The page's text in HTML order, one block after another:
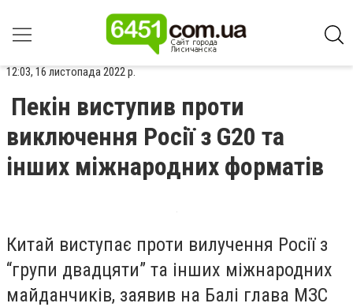
12:03, 16 листопада 2022 р.
Пекін виступив проти
виключення Росії з G20 та
інших міжнародних форматів
Китай виступає проти вилучення Росії з
“групи двадцяти” та інших міжнародних
майданчиків, заявив на Балі глава МЗС